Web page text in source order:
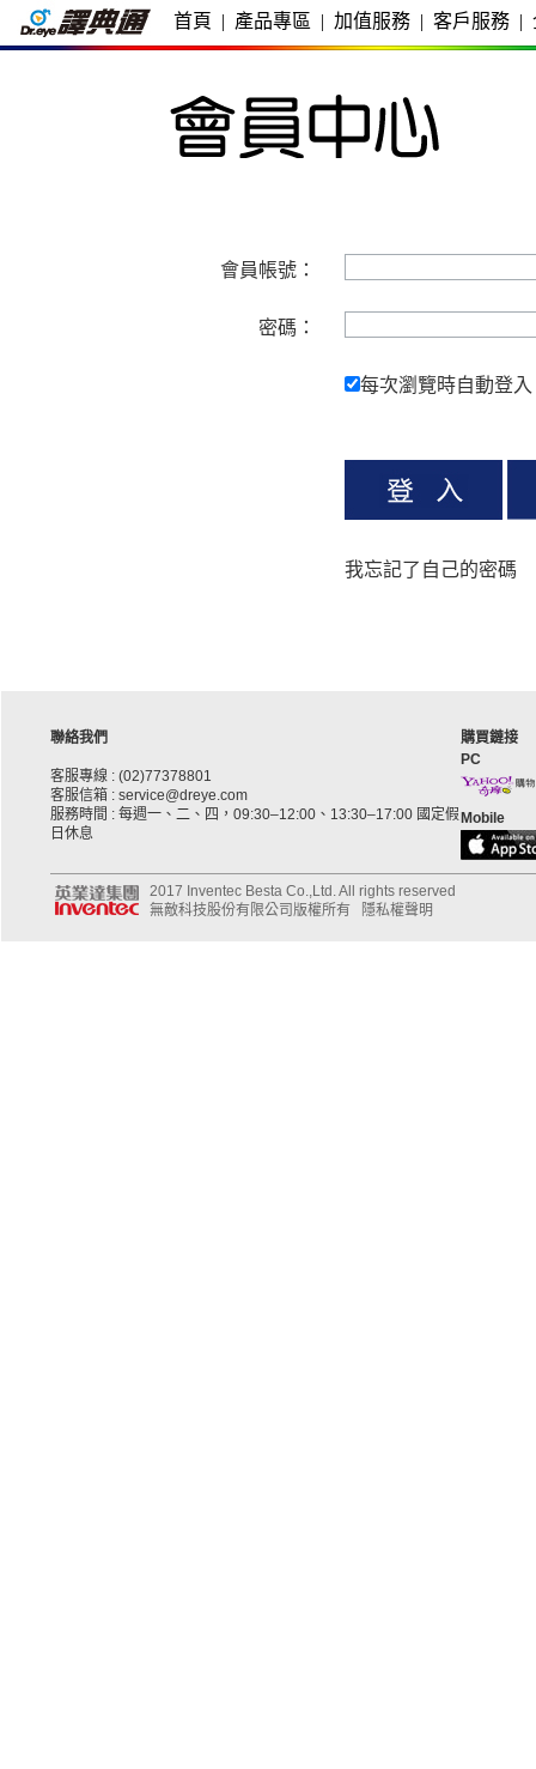
首頁 | 產品專區 | 加值服務 | 客戶服務 |
會員帳號：
密碼：
每次瀏覽時自動登入
我忘記了自己的密碼
聯絡我們
客服專線 : (02)77378801
客服信箱 : service@dreye.com
服務時間 : 每週一、二、四，09:30–12:00、13:30–17:00 國定假
日休息
購買鏈接
PC
Mobile
2017 Inventec Besta Co.,Ltd. All rights reserved
無敵科技股份有限公司版權所有
隱私權聲明